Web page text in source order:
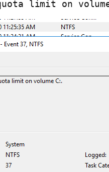
limit on